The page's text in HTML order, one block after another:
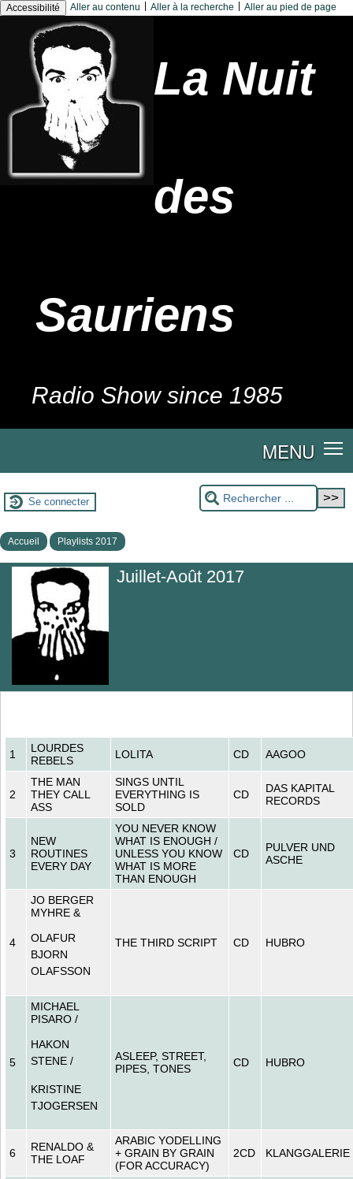
Accessibilité Aller au contenu Aller à la recherche Aller au pied de page
La Nuit
des
Sauriens
Radio Show since 1985
MENU
Se connecter
Accueil Playlists 2017
Juillet-Août 2017
1
LOURDES
REBELS
LOLITA CD AAGOO
2
THE MAN
THEY CALL
ASS
SINGS UNTIL
EVERYTHING IS
SOLD
CD
DAS KAPITAL
RECORDS
3
NEW
ROUTINES
EVERY DAY
YOU NEVER KNOW
WHAT IS ENOUGH /
UNLESS YOU KNOW
WHAT IS MORE
THAN ENOUGH
CD
PULVER UND
ASCHE
4
JO BERGER
MYHRE &
OLAFUR
BJORN
OLAFSSON
THE THIRD SCRIPT CD HUBRO
5
MICHAEL
PISARO /
HAKON
STENE /
KRISTINE
TJOGERSEN
ASLEEP, STREET,
PIPES, TONES
CD HUBRO
6
RENALDO &
THE LOAF
ARABIC YODELLING
+ GRAIN BY GRAIN
(FOR ACCURACY)
2CD KLANGGALERIE